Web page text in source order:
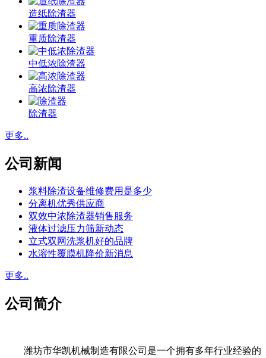
造纸除渣器
重质除渣器
中低浓除渣器
高浓除渣器
除渣器
更多..
公司新闻
浆料除渣设备维修费用是多少
分离机优秀供应商
双效中浓除渣器销售服务
液体过滤压力筛新动态
立式双网洗浆机好的品牌
水溶性覆膜机降价新消息
更多..
公司简介
潍坊市华凯机械制造有限公司是一个拥有多年行业经验的